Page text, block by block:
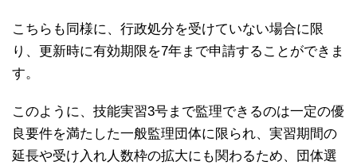
こちらも同様に、行政処分を受けていない場合に限
り、更新時に有効期限を7年まで申請することができま
す。
このように、技能実習3号まで監理できるのは一定の優
良要件を満たした一般監理団体に限られ、実習期間の
延長や受け入れ人数枠の拡大にも関わるため、団体選